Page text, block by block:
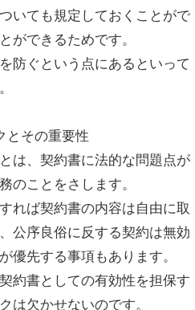
いても規定しておくことがで
ができるためです。
防ぐという点にあるといって
とその重要性
は、契約書に法的な問題点が
のことをさします。
れば契約書の内容は自由に取
公序良俗に反する契約は無効
優先する事項もあります。
約書としての有効性を担保す
は欠かせないのです。